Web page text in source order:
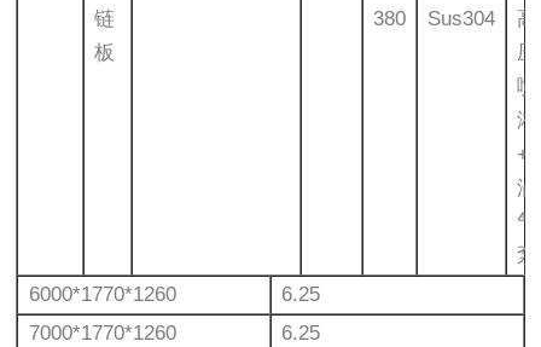
链
板
380 Sus304
高
压
喷
淋
+
涡
气
泵
6000*1770*1260
6.25
7000*1770*1260
6.25